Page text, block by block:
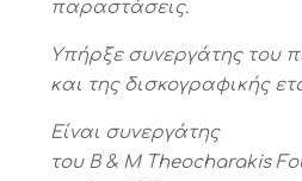
παραστάσεις.
Υπήρξε συνεργάτης του
και της δισκογραφικής
Είναι συνεργάτης
του B& M Theocharakis